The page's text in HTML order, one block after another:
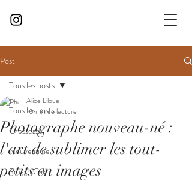
Post
Tous les posts
Grossesse
Nouveau ne
Smash Cake
Tous les posts
Photographe nouveau-né :
l'art de sublimer les tout-
petits en images
Alice Liloue
10 min de lecture